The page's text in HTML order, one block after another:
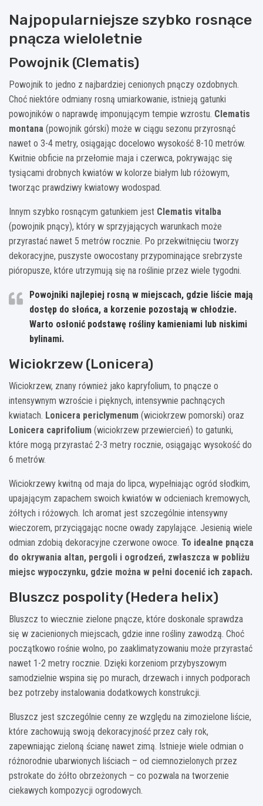
Najpopularniejsze szybko rosnące
pnącza wieloletnie
Powojnik (Clematis)
Powojnik to jedno z najbardziej cenionych pnączy ozdobnych.
Choć niektóre odmiany rosną umiarkowanie, istnieją gatunki
powojników o naprawdę imponującym tempie wzrostu. Clematis
montana (powojnik górski) może w ciągu sezonu przyrosnąć
nawet o 3-4 metry, osiągając docelowo wysokość 8-10 metrów.
Kwitnie obficie na przełomie maja i czerwca, pokrywając się
tysiącami drobnych kwiatów w kolorze białym lub różowym,
tworząc prawdziwy kwiatowy wodospad.
Innym szybko rosnącym gatunkiem jest Clematis vitalba
(powojnik pnący), który w sprzyjających warunkach może
przyrastać nawet 5 metrów rocznie. Po przekwitnięciu tworzy
dekoracyjne, puszyste owocostany przypominające srebrzyste
pióropusze, które utrzymują się na roślinie przez wiele tygodni.
Powojniki najlepiej rosną w miejscach, gdzie liście mają
dostęp do słońca, a korzenie pozostają w chłodzie.
Warto osłonić podstawę rośliny kamieniami lub niskimi
bylinami.
Wiciokrzew (Lonicera)
Wiciokrzew, znany również jako kapryfolium, to pnącze o
intensywnym wzroście i pięknych, intensywnie pachnących
kwiatach. Lonicera periclymenum (wiciokrzew pomorski) oraz
Lonicera caprifolium (wiciokrzew przewiercień) to gatunki,
które mogą przyrastać 2-3 metry rocznie, osiągając wysokość do
6 metrów.
Wiciokrzewy kwitną od maja do lipca, wypełniając ogród słodkim,
upajającym zapachem swoich kwiatów w odcieniach kremowych,
żółtych i różowych. Ich aromat jest szczególnie intensywny
wieczorem, przyciągając nocne owady zapylające. Jesienią wiele
odmian zdobią dekoracyjne czerwone owoce. To idealne pnącza
do okrywania altan, pergoli i ogrodzeń, zwłaszcza w pobliżu
miejsc wypoczynku, gdzie można w pełni docenić ich zapach.
Bluszcz pospolity (Hedera helix)
Bluszcz to wiecznie zielone pnącze, które doskonale sprawdza
się w zacienionych miejscach, gdzie inne rośliny zawodzą. Choć
początkowo rośnie wolno, po zaaklimatyzowaniu może przyrastać
nawet 1-2 metry rocznie. Dzięki korzeniom przybyszowym
samodzielnie wspina się po murach, drzewach i innych podporach
bez potrzeby instalowania dodatkowych konstrukcji.
Bluszcz jest szczególnie cenny ze względu na zimozielone liście,
które zachowują swoją dekoracyjność przez cały rok,
zapewniając zieloną ścianę nawet zimą. Istnieje wiele odmian o
różnorodnie ubarwionych liściach – od ciemnozielonych przez
pstrokate do żółto obrzeżonych – co pozwala na tworzenie
ciekawych kompozycji ogrodowych.